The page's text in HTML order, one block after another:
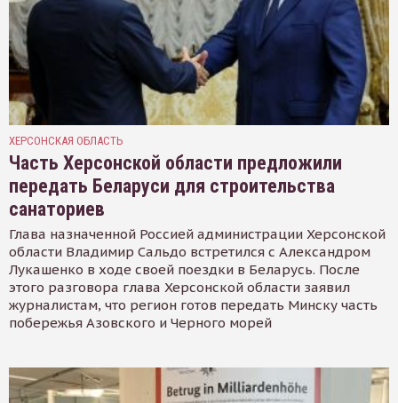
ХЕРСОНСКАЯ ОБЛАСТЬ
Часть Херсонской области предложили
передать Беларуси для строительства
санаториев
Глава назначенной Россией администрации Херсонской
области Владимир Сальдо встретился с Александром
Лукашенко в ходе своей поездки в Беларусь. После
этого разговора глава Херсонской области заявил
журналистам, что регион готов передать Минску часть
побережья Азовского и Черного морей